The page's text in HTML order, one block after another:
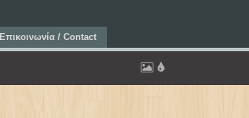
Επικοινωνία / Contact